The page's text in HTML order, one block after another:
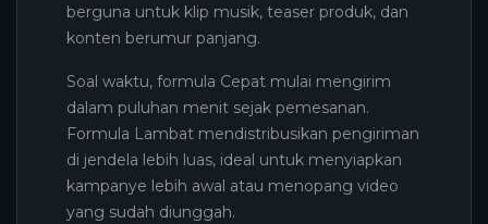
berguna untuk klip musik, teaser produk, dan
konten berumur panjang.
Soal waktu, formula Cepat mulai mengirim
dalam puluhan menit sejak pemesanan.
Formula Lambat mendistribusikan pengiriman
di jendela lebih luas, ideal untuk menyiapkan
kampanye lebih awal atau menopang video
yang sudah diunggah.